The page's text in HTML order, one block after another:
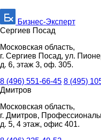
Бизнес-Эксперт
Сергиев Посад
Московская область,
г. Сергиев Посад, ул.
д. 6, этаж 3, оф. 305.
8 (496) 551-66-45 8 (495)
Дмитров
Московская область,
г. Дмитров,
д. 5, 4 этаж, офис 401.